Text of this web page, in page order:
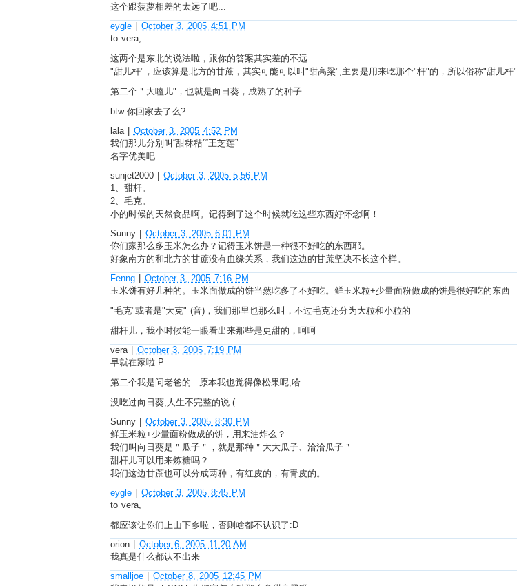
这个跟菠萝相差的太远了吧...
eygle | October 3, 2005 4:51 PM
to vera;
这两个是东北的说法啦，跟你的答案其实差的不远:
"甜儿杆"，应该算是北方的甘蔗，其实可能可以叫"甜高粱",主要是用来吃那个"杆"的，所以俗称"甜儿杆"
第二个＂大嗑儿"，也就是向日葵，成熟了的种子...
btw:你回家去了么?
lala | October 3, 2005 4:52 PM
我们那儿分别叫“甜秫秸”“王芝莲”
名字优美吧
sunjet2000 | October 3, 2005 5:56 PM
1、甜杆。
2、毛克。
小的时候的天然食品啊。记得到了这个时候就吃这些东西好怀念啊！
Sunny | October 3, 2005 6:01 PM
你们家那么多玉米怎么办？记得玉米饼是一种很不好吃的东西耶。
好象南方的和北方的甘蔗没有血缘关系，我们这边的甘蔗坚决不长这个样。
Fenng | October 3, 2005 7:16 PM
玉米饼有好几种的。玉米面做成的饼当然吃多了不好吃。鲜玉米粒+少量面粉做成的饼是很好吃的东西
"毛克"或者是"大克" (音)，我们那里也那么叫，不过毛克还分为大粒和小粒的
甜杆儿，我小时候能一眼看出来那些是更甜的，呵呵
vera | October 3, 2005 7:19 PM
早就在家啦:P
第二个我是问老爸的...原本我也觉得像松果呢,哈
没吃过向日葵,人生不完整的说:(
Sunny | October 3, 2005 8:30 PM
鲜玉米粒+少量面粉做成的饼，用来油炸么？
我们叫向日葵是＂瓜子＂，就是那种＂大大瓜子、洽洽瓜子＂
甜杆儿可以用来炼糖吗？
我们这边甘蔗也可以分成两种，有红皮的，有青皮的。
eygle | October 3, 2005 8:45 PM
to vera,
都应该让你们上山下乡啦，否则啥都不认识了:D
orion | October 6, 2005 11:20 AM
我真是什么都认不出来
smalljoe | October 8, 2005 12:45 PM